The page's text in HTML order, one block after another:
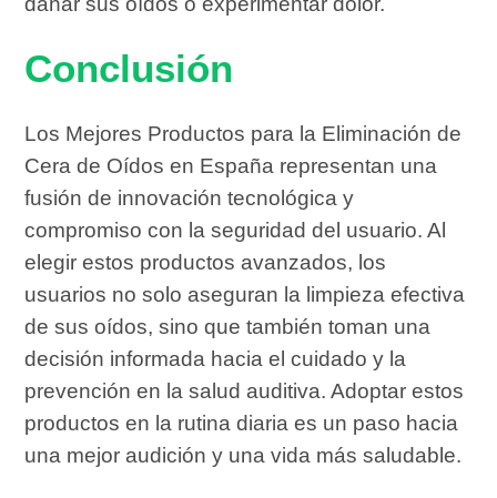
Conclusión
Los Mejores Productos para la Eliminación de
Cera de Oídos en España representan una
fusión de innovación tecnológica y
compromiso con la seguridad del usuario. Al
elegir estos productos avanzados, los
usuarios no solo aseguran la limpieza efectiva
de sus oídos, sino que también toman una
decisión informada hacia el cuidado y la
prevención en la salud auditiva. Adoptar estos
productos en la rutina diaria es un paso hacia
una mejor audición y una vida más saludable.